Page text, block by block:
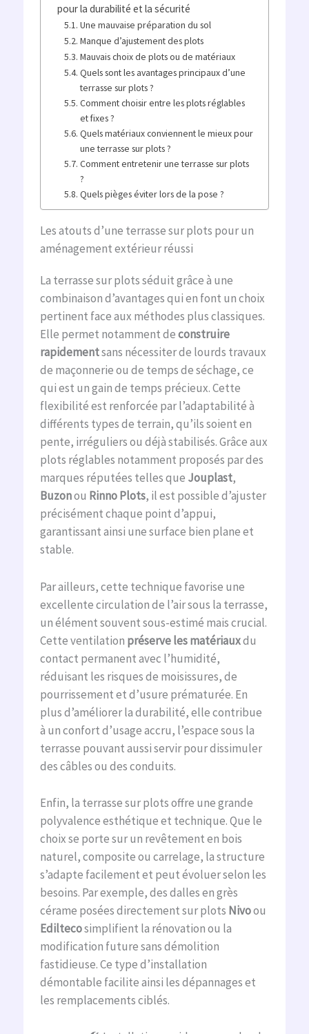
pour la durabilité et la sécurité
Une mauvaise préparation du sol
Manque d’ajustement des plots
Mauvais choix de plots ou de matériaux
Quels sont les avantages principaux d’une
terrasse sur plots ?
Comment choisir entre les plots réglables
et fixes ?
Quels matériaux conviennent le mieux pour
une terrasse sur plots ?
Comment entretenir une terrasse sur plots
?
Quels pièges éviter lors de la pose ?
Les atouts d’une terrasse sur plots pour un
aménagement extérieur réussi
La terrasse sur plots séduit grâce à une
combinaison d’avantages qui en font un choix
pertinent face aux méthodes plus classiques.
Elle permet notamment deconstruire
rapidementsans nécessiter de lourds travaux
de maçonnerie ou de temps de séchage, ce
qui est un gain de temps précieux. Cette
flexibilité est renforcée par l’adaptabilité à
différents types de terrain, qu’ils soient en
pente, irréguliers ou déjà stabilisés. Grâce aux
plots réglables notamment proposés par des
marques réputées telles que Jouplast,
Buzonou Rinno Plots, il est possible d’ajuster
précisément chaque point d’appui,
garantissant ainsi une surface bien plane et
stable.
Par ailleurs, cette technique favorise une
excellente circulation de l’air sous la terrasse,
un élément souvent sous-estimé mais crucial.
Cette ventilation préserve les matériauxdu
contact permanent avec l’humidité,
réduisant les risques de moisissures, de
pourrissement et d’usure prématurée. En
plus d’améliorer la durabilité, elle contribue
à un confort d’usage accru, l’espace sous la
terrasse pouvant aussi servir pour dissimuler
des câbles ou des conduits.
Enfin, la terrasse sur plots offre une grande
polyvalence esthétique et technique. Que le
choix se porte sur un revêtement en bois
naturel, composite ou carrelage, la structure
s’adapte facilement et peut évoluer selon les
besoins. Par exemple, des dalles en grès
cérame posées directement sur plots Nivoou
Ediltecosimplifient la rénovation ou la
modification future sans démolition
fastidieuse. Ce type d’installation
démontable facilite ainsi les dépannages et
les remplacements ciblés.